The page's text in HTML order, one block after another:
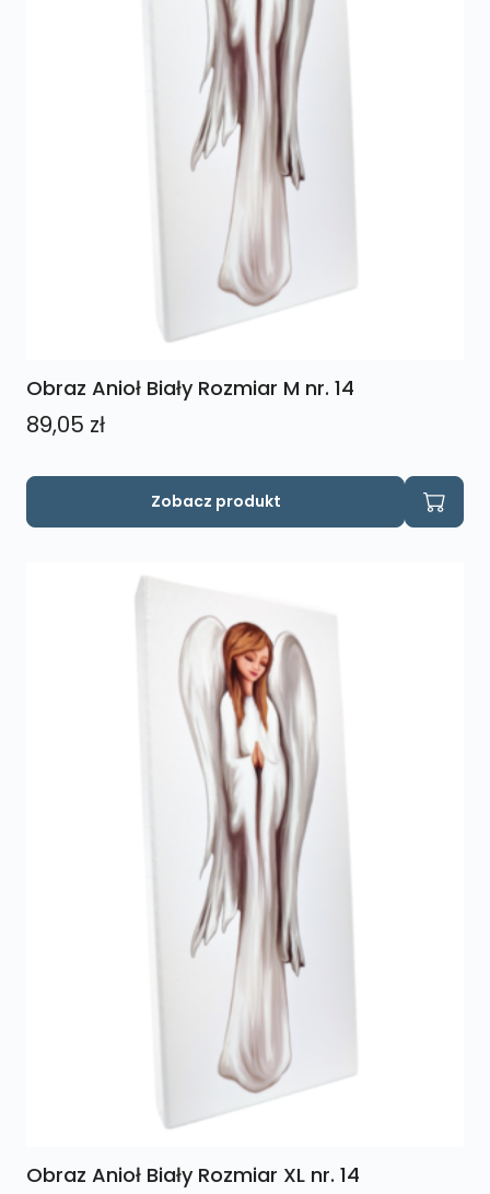
Obraz Anioł Biały Rozmiar M nr. 14
89,05 zł
Zobacz produkt
Obraz Anioł Biały Rozmiar XL nr. 14